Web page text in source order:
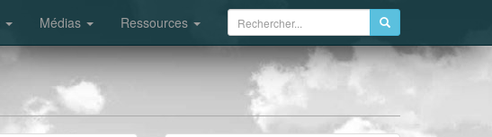
Médias Ressources